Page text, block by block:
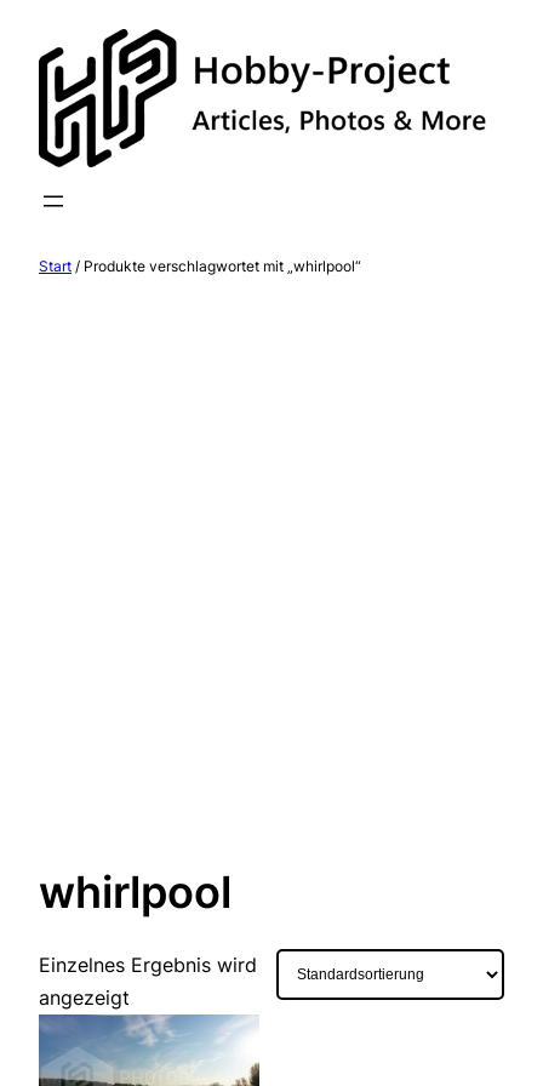
Inhalt
springen
Start / Produkte verschlagwortet mit „whirlpool“
whirlpool
Einzelnes Ergebnis wird
angezeigt